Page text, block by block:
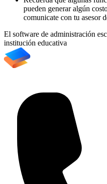
pueden generar algún
comunicate con tu asesor
El software de administración
institución educativa